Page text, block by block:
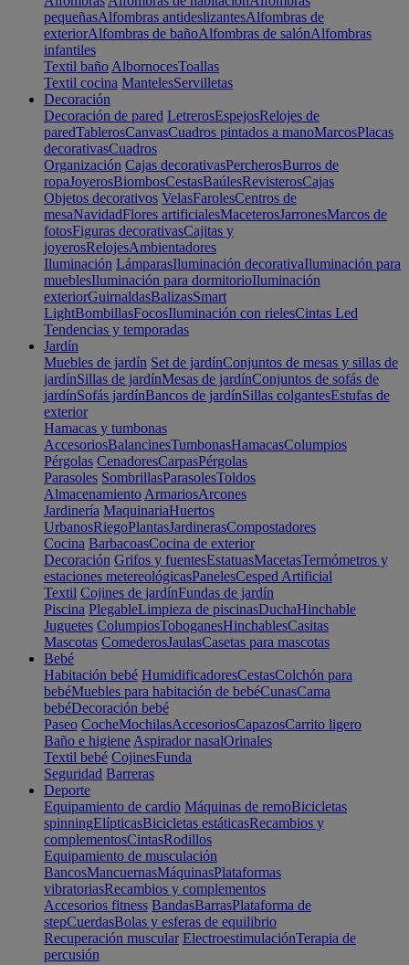
pequeñasAlfombras antideslizantesAlfombras de
exteriorAlfombras de bañoAlfombras de salónAlfombras
infantiles
Textil baño AlbornocesToallas
Textil cocina MantelesServilletas
Decoración
Decoración de pared LetrerosEspejosRelojes de
paredTablerosCanvasCuadros pintados a manoMarcosPlacas
decorativasCuadros
Organización Cajas decorativasPercherosBurros de
ropaJoyerosBiombosCestasBaúlesRevisterosCajas
Objetos decorativos VelasFarolesCentros de
mesaNavidadFlores artificialesMaceterosJarronesMarcos de
fotosFiguras decorativasCajitas y
joyerosRelojesAmbientadores
Iluminación LámparasIluminación decorativaIluminación para
mueblesIluminación para dormitorioIluminación
exteriorGuirnaldasBalizasSmart
LightBombillasFocosIluminación con rielesCintas Led
Tendencias y temporadas
Jardín
Muebles de jardín Set de jardínConjuntos de mesas y sillas de
jardínSillas de jardínMesas de jardínConjuntos de sofás de
jardínSofás jardínBancos de jardínSillas colgantesEstufas de
exterior
Hamacas y tumbonas
AccesoriosBalancinesTumbonasHamacasColumpios
Pérgolas CenadoresCarpasPérgolas
Parasoles SombrillasParasolesToldos
Almacenamiento ArmariosArcones
Jardinería MaquinariaHuertos
UrbanosRiegoPlantasJardinerasCompostadores
Cocina BarbacoasCocina de exterior
Decoración Grifos y fuentesEstatuasMacetasTermómetros y
estaciones metereológicasPanelesCesped Artificial
Textil Cojines de jardínFundas de jardín
Piscina PlegableLimpieza de piscinasDuchaHinchable
Juguetes ColumpiosToboganesHinchablesCasitas
Mascotas ComederosJaulasCasetas para mascotas
Bebé
Habitación bebé HumidificadoresCestasColchón para
bebéMuebles para habitación de bebéCunasCama
bebéDecoración bebé
Paseo CocheMochilasAccesoriosCapazosCarrito ligero
Baño e higiene Aspirador nasalOrinales
Textil bebé CojinesFunda
Seguridad Barreras
Deporte
Equipamiento de cardio Máquinas de remoBicicletas
spinningElípticasBicicletas estáticasRecambios y
complementosCintasRodillos
Equipamiento de musculación
BancosMancuernasMáquinasPlataformas
vibratoriasRecambios y complementos
Accesorios fitness BandasBarrasPlataforma de
stepCuerdasBolas y esferas de equilibrio
Recuperación muscular ElectroestimulaciónTerapia de
percusión